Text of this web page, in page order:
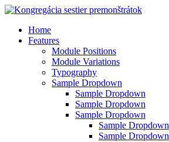
Home
Features
Module Positions
Module Variations
Typography
Sample Dropdown
Sample Dropdown
Sample Dropdown
Sample Dropdown
Sample Dropdown
Sample Dropdown